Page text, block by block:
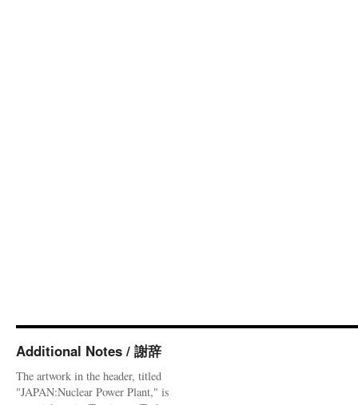
Additional Notes / 謝辞
The artwork in the header, titled
"JAPAN:Nuclear Power Plant," is